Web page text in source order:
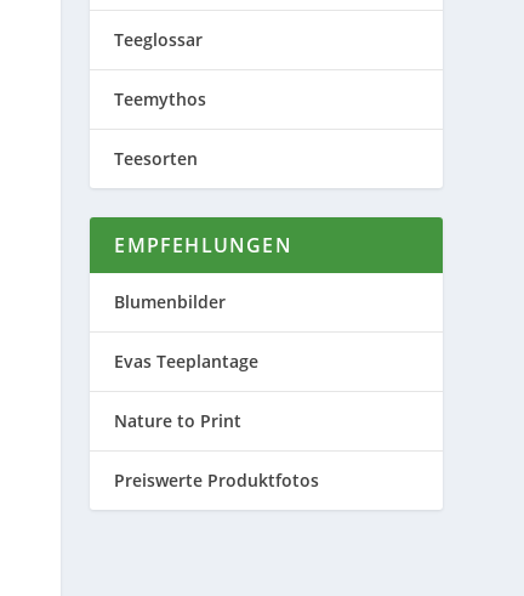
Teeglossar
Teemythos
Teesorten
EMPFEHLUNGEN
Blumenbilder
Evas Teeplantage
Nature to Print
Preiswerte Produktfotos